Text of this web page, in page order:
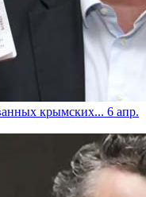
крымских... 6 апр.